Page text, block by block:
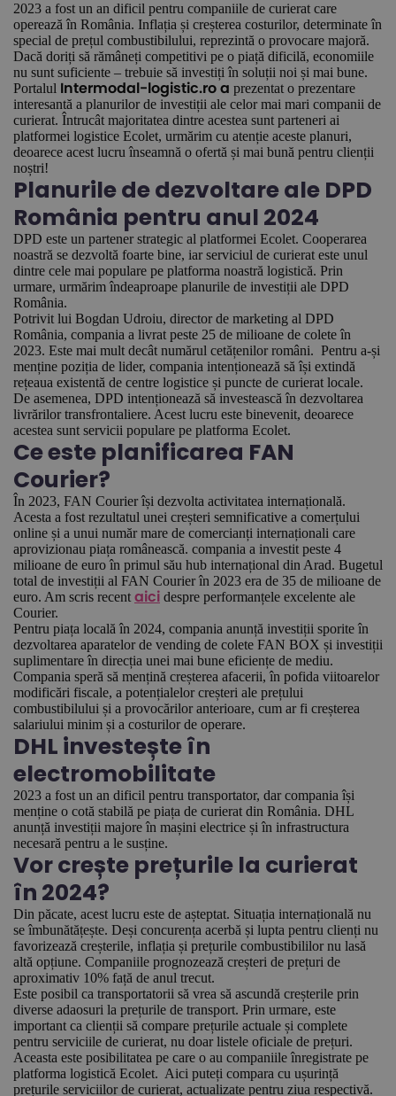
2023 a fost un an dificil pentru companiile de curierat care
operează în România. Inflația și creșterea costurilor, determinate în
special de prețul combustibilului, reprezintă o provocare majoră.
Dacă doriți să rămâneți competitivi pe o piață dificilă, economiile
nu sunt suficiente – trebuie să investiți în soluții noi și mai bune.
Portalul
Intermodal-logistic.ro a prezentat o prezentare
interesantă a planurilor de investiții ale celor mai mari companii de
curierat. Întrucât majoritatea dintre acestea sunt parteneri ai
platformei logistice Ecolet, urmărim cu atenție aceste planuri,
deoarece acest lucru înseamnă o ofertă și mai bună pentru clienții
noștri!
Planurile de dezvoltare ale DPD
România pentru anul 2024
DPD este un partener strategic al platformei Ecolet. Cooperarea
noastră se dezvoltă foarte bine, iar serviciul de curierat este unul
dintre cele mai populare pe platforma noastră logistică. Prin
urmare, urmărim îndeaproape planurile de investiții ale DPD
România.
Potrivit lui Bogdan Udroiu, director de marketing al DPD
România, compania a livrat peste 25 de milioane de colete în
2023. Este mai mult decât numărul cetățenilor români. Pentru a-și
menține poziția de lider, compania intenționează să își extindă
rețeaua existentă de centre logistice și puncte de curierat locale.
De asemenea, DPD intenționează să investească în dezvoltarea
livrărilor transfrontaliere. Acest lucru este binevenit, deoarece
acestea sunt servicii populare pe platforma Ecolet.
Ce este planificarea FAN
Courier?
În 2023, FAN Courier își dezvolta activitatea internațională.
Acesta a fost rezultatul unei creșteri semnificative a comerțului
online și a unui număr mare de comercianți internaționali care
aprovizionau piața românească. compania a investit peste 4
milioane de euro în primul său hub internațional din Arad. Bugetul
total de investiții al FAN Courier în 2023 era de 35 de milioane de
euro. Am scris recent aici despre performanțele excelente ale
Courier.
Pentru piața locală în 2024, compania anunță investiții sporite în
dezvoltarea aparatelor de vending de colete FAN BOX și investiții
suplimentare în direcția unei mai bune eficiențe de mediu.
Compania speră să mențină creșterea afacerii, în pofida viitoarelor
modificări fiscale, a potențialelor creșteri ale prețului
combustibilului și a provocărilor anterioare, cum ar fi creșterea
salariului minim și a costurilor de operare.
DHL investește în
electromobilitate
2023 a fost un an dificil pentru transportator, dar compania își
menține o cotă stabilă pe piața de curierat din România. DHL
anunță investiții majore în mașini electrice și în infrastructura
necesară pentru a le susține.
Vor crește prețurile la curierat
în 2024?
Din păcate, acest lucru este de așteptat. Situația internațională nu
se îmbunătățește. Deși concurența acerbă și lupta pentru clienți nu
favorizează creșterile, inflația și prețurile combustibililor nu lasă
altă opțiune. Companiile prognozează creșteri de prețuri de
aproximativ 10% față de anul trecut.
Este posibil ca transportatorii să vrea să ascundă creșterile prin
diverse adaosuri la prețurile de transport. Prin urmare, este
important ca clienții să compare prețurile actuale și complete
pentru serviciile de curierat, nu doar listele oficiale de prețuri.
Aceasta este posibilitatea pe care o au companiile înregistrate pe
platforma logistică Ecolet. Aici puteți compara cu ușurință
prețurile serviciilor de curierat, actualizate pentru ziua respectivă.